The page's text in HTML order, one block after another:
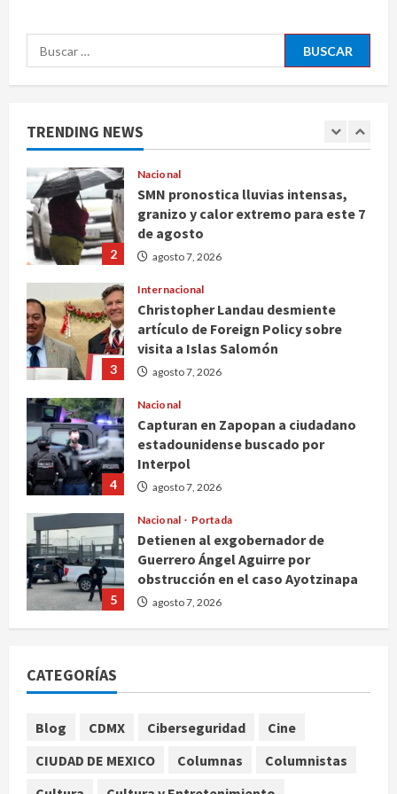
Buscar:
TRENDING NEWS
1
2
Nacional
SMN pronostica lluvias intensas,
granizo y calor extremo para este 7
de agosto
agosto 7, 2026
3
Internacional
Christopher Landau desmiente
artículo de Foreign Policy sobre
visita a Islas Salomón
agosto 7, 2026
4
Nacional
Capturan en Zapopan a ciudadano
estadounidense buscado por
Interpol
agosto 7, 2026
5
Nacional Portada
Detienen al exgobernador de
Guerrero Ángel Aguirre por
obstrucción en el caso Ayotzinapa
agosto 7, 2026
Tierra Caliente
SMN pronostica lluvias intensas,
granizo y calor extremo para este 7
CATEGORÍAS
Blog CDMX Ciberseguridad
Cine
CIUDAD DE MEXICO
Columnas
Columnistas